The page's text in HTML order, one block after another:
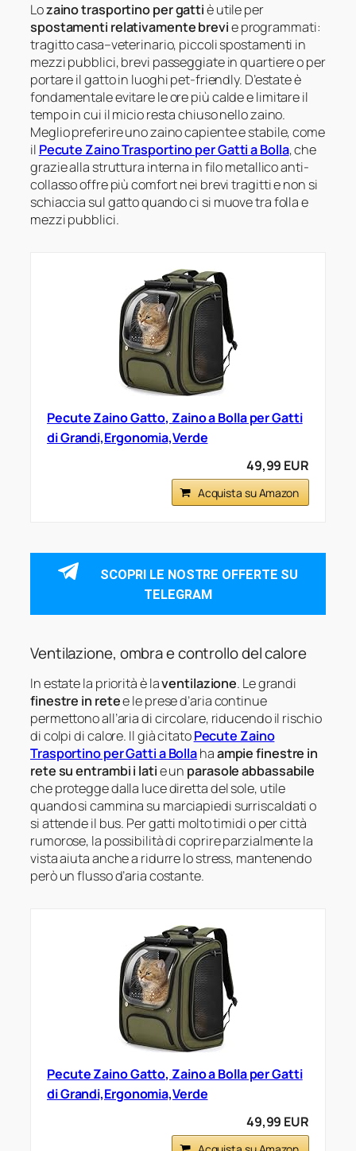
Lozaino trasportino per gattiè utile per
spostamenti relativamente brevie programmati:
tragitto casa–veterinario, piccoli spostamenti in
mezzi pubblici, brevi passeggiate in quartiere o per
portare il gatto in luoghi pet-friendly. D’estate è
fondamentale evitare le ore più calde e limitare il
tempo in cui il micio resta chiuso nello zaino.
Meglio preferire uno zaino capiente e stabile, come
il Pecute Zaino Trasportino per Gatti a Bolla, che
grazie alla struttura interna in filo metallico anti-
collasso offre più comfort nei brevi tragitti e non si
schiaccia sul gatto quando ci si muove tra folla e
mezzi pubblici.
Pecute Zaino Gatto, Zaino a Bolla per Gatti
di Grandi,Ergonomia,Verde
49,99 EUR
Acquista su Amazon
SCOPRI LE NOSTRE OFFERTE SU
TELEGRAM
Ventilazione, ombra e controllo del calore
In estate la priorità è laventilazione. Le grandi
finestre in retee le prese d’aria continue
permettono all’aria di circolare, riducendo il rischio
di colpi di calore. Il già citatoPecute Zaino
Trasportino per Gatti a Bollahaampie finestre in
rete su entrambi i latie un parasole abbassabile
che protegge dalla luce diretta del sole, utile
quando si cammina su marciapiedi surriscaldati o
si attende il bus. Per gatti molto timidi o per città
rumorose, la possibilità di coprire parzialmente la
vista aiuta anche a ridurre lo stress, mantenendo
però un flusso d’aria costante.
Pecute Zaino Gatto, Zaino a Bolla per Gatti
di Grandi,Ergonomia,Verde
49,99 EUR